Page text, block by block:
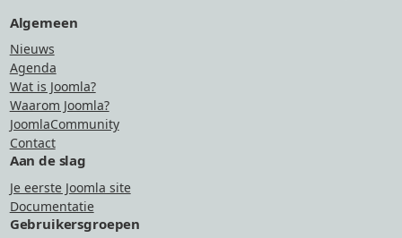
Algemeen
Nieuws
Agenda
Wat is Joomla?
Waarom Joomla?
JoomlaCommunity
Contact
Aan de slag
Je eerste Joomla site
Documentatie
Gebruikersgroepen